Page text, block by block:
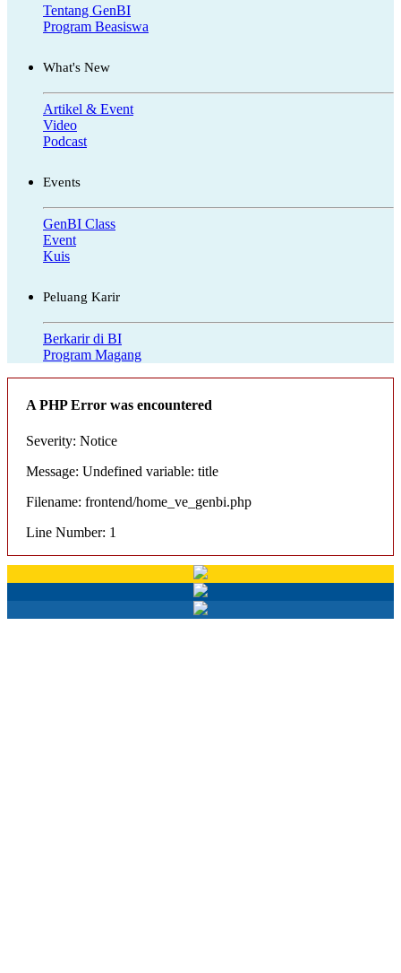
Tentang GenBI
Program Beasiswa
What's New
Artikel & Event
Video
Podcast
Events
GenBI Class
Event
Kuis
Peluang Karir
Berkarir di BI
Program Magang
A PHP Error was encountered
Severity: Notice
Message: Undefined variable: title
Filename: frontend/home_ve_genbi.php
Line Number: 1